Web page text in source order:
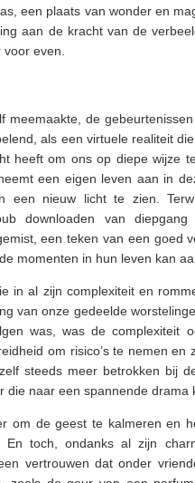
een plaats van wonder en
aan de kracht van de
voor even.
meemaakte, de
als een virtuele realiteit
heeft om ons op diepe wijze
een eigen leven aan in
een nieuw licht te zien.
downloaden van
een teken van een goed
momenten in hun leven kan
in al zijn complexiteit en
van onze gedeelde
was, was de complexiteit
om risico’s te nemen en
steeds meer betrokken bij
naar een spannende drama
om de geest te kalmeren en
toch, ondanks al zijn
vertrouwen dat onder